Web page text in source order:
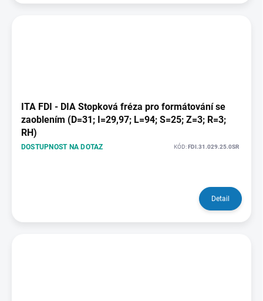
ITA FDI - DIA Stopková fréza pro formátování se
zaoblením (D=31; I=29,97; L=94; S=25; Z=3; R=3;
RH)
DOSTUPNOST NA DOTAZ KÓD:FDI.31.029.25.0SR
Detail